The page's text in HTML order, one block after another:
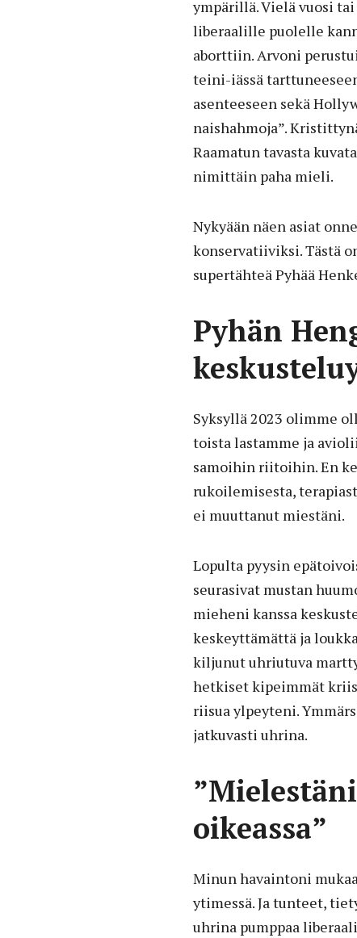
ympärillä. Vielä vuosi
liberaalille puolelle
aborttiin. Arvoni
teini-iässä
asenteeseen sekä
naishahmoja”.
Raamatun tavasta
nimittäin paha mieli.
Nykyään näen asiat
konservatiiviksi. Tästä
supertähteä Pyhää
Pyhän
Syksyllä 2023 olimme
toista lastamme ja
samoihin riitoihin. En
rukoilemisesta,
ei muuttanut miestäni.
Lopulta pyysin
seurasivat mustan
mieheni kanssa
keskeyttämättä ja
kiljunut uhriutuva
hetkiset kipeimmät
riisua ylpeyteni.
jatkuvasti uhrina.
oikeassa”
Minun havaintoni
ytimessä. Ja tunteet,
uhrina pumppaa